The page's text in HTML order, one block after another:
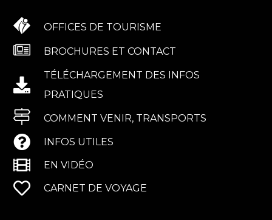
OFFICES DE TOURISME
BROCHURES ET CONTACT
TÉLÉCHARGEMENT DES INFOS
PRATIQUES
COMMENT VENIR, TRANSPORTS
INFOS UTILES
EN VIDÉO
CARNET DE VOYAGE